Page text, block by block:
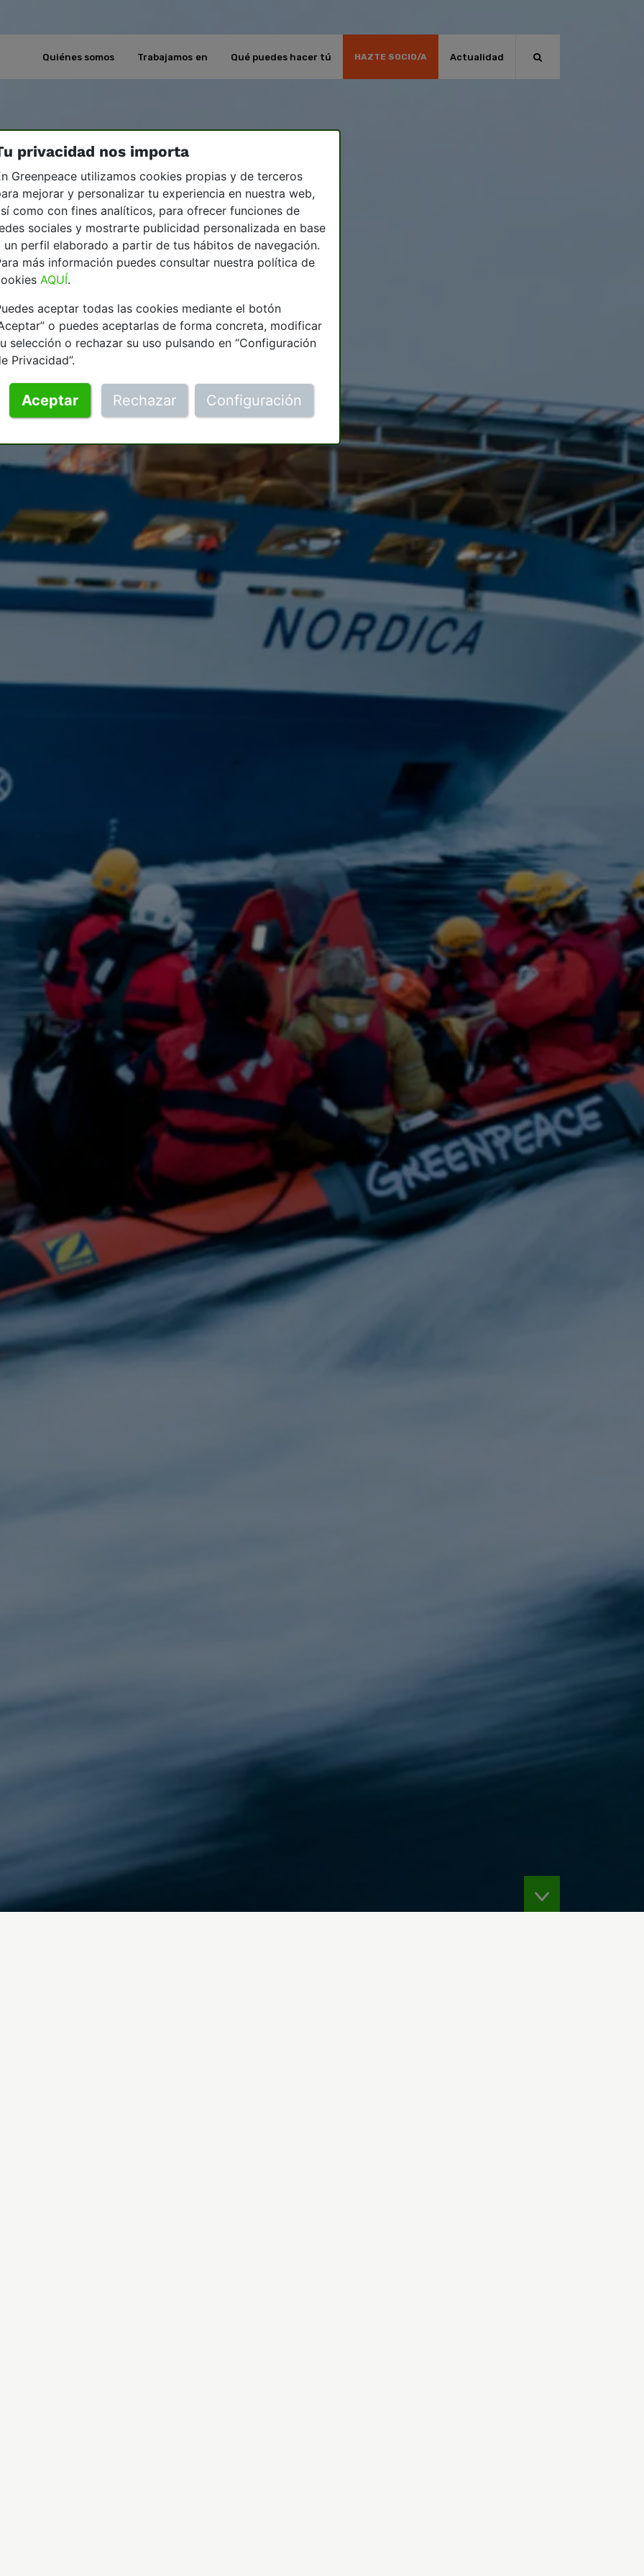
Quiénes somos Trabajamos en Qué puedes hacer tú HAZTE SOCIO/A Actualidad
privacidad nos importa
Greenpeace utilizamos cookies propias y de terceros
mejorar y personalizar tu experiencia en nuestra web,
como con fines analíticos, para ofrecer funciones de
sociales y mostrarte publicidad personalizada en base
un perfil elaborado a partir de tus hábitos de navegación.
más información puedes consultar nuestra política de
AQUÍ.
aceptar todas las cookies mediante el botón
o puedes aceptarlas de forma concreta, modificar
selección o rechazar su uso pulsando en “Configuración
Privacidad”.
Aceptar Rechazar Configuración